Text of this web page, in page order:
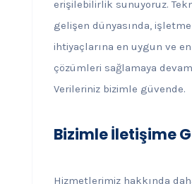
erişilebilirlik sunuyoruz.
gelişen dünyasında,
ihtiyaçlarına en uygun ve
çözümleri sağlamaya
Verileriniz bizimle güvende.
Bizimle İletişime
Hizmetlerimiz hakkında